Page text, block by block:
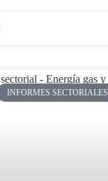
INFORMES SECTORIALES